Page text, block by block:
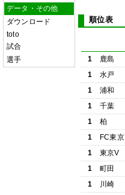
データ・その他
ダウンロード
toto
試合
選手
順位表
1 鹿島
1
水戸
1
浦和
1
千葉
1
柏
1
FC東京
1
東京V
1
町田
1
川崎